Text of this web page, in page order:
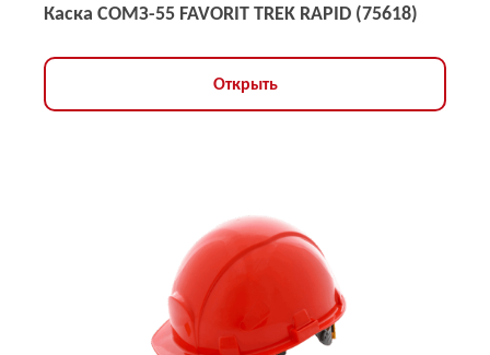
Каска СОМЗ-55 FAVORIT TREK RAPID (75618)
Открыть